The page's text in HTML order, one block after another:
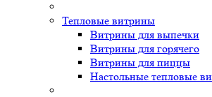
Тепловые витрины
Витрины для выпечки
Витрины для горячего
Витрины для пиццы
Настольные тепловые